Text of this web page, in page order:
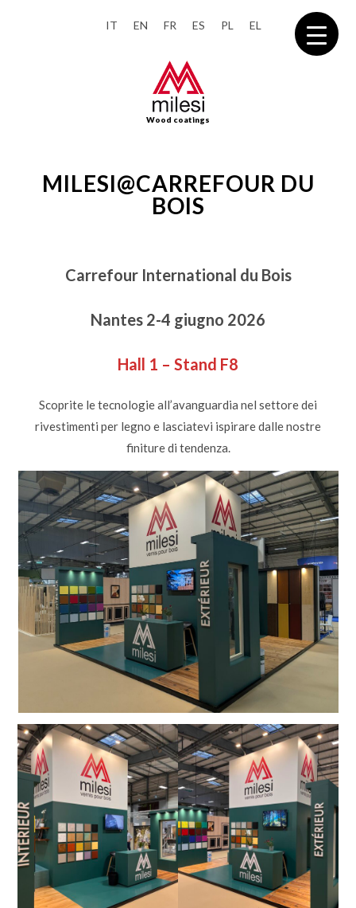
IT EN FR ES PL EL
Wood coatings
MILESI@CARREFOUR DU
BOIS
Carrefour International du Bois
Nantes 2-4 giugno 2026
Hall 1 – Stand F8
Scoprite le tecnologie all’avanguardia nel settore dei
rivestimenti per legno e lasciatevi ispirare dalle nostre
finiture di tendenza.